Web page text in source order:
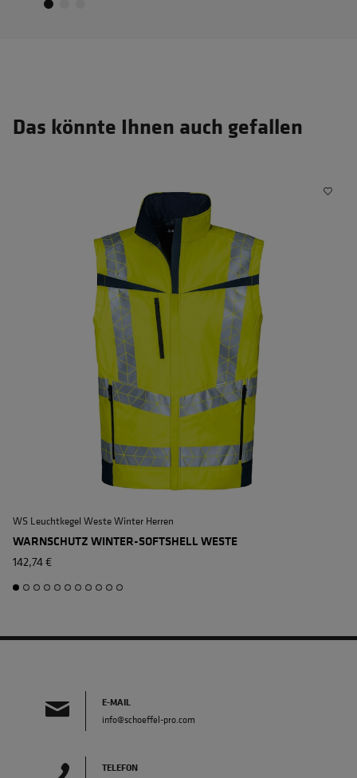
Das könnte Ihnen auch gefallen
EN 20471 KLASSE 2
WS Leuchtkegel Weste Winter Herren
WARNSCHUTZ WINTER-SOFTSHELL WESTE
142,74 €
E-MAIL
info@schoeffel-pro.com
TELEFON